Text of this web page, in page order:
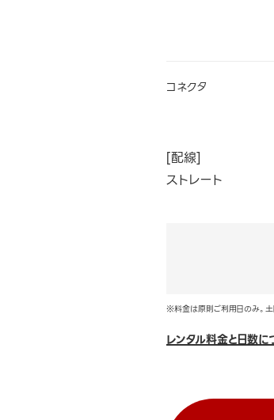
コネクタ
[配線]
ストレート
※料金は原則ご利用日のみ。土
レンタル料金と日数に